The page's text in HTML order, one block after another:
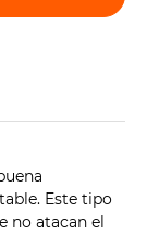
Este tipo
no atacan el